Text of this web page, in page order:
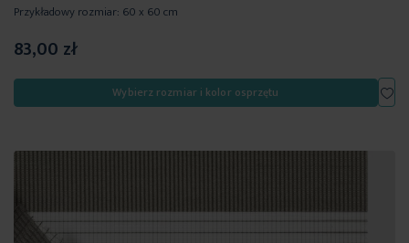
Przykładowy rozmiar: 60 x 60 cm
83,00 zł
Wybierz rozmiar i kolor osprzętu